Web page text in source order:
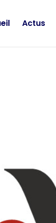
Actus